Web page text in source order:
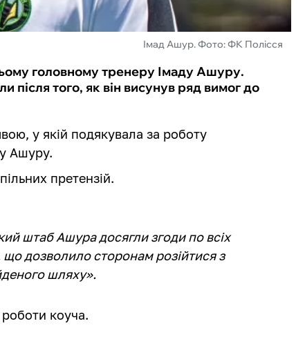
Імад Ашур. Фото: ФК Полісся
головному тренеру Імаду Ашуру.
після того, як він висунув ряд вимог до
у якій подякувала за роботу
Ашуру.
претензій.
штаб Ашура досягли згоди по всіх
дозволило сторонам розійтися з
шляху».
коуча.